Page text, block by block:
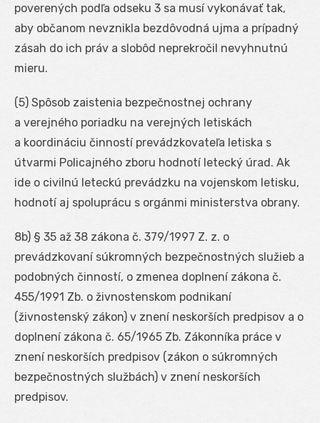
poverených podľa odseku 3 sa musí vykonávať tak,
aby občanom nevznikla bezdôvodná ujma a prípadný
zásah do ich práv a slobôd neprekročil nevyhnutnú
mieru.
(5) Spôsob zaistenia bezpečnostnej ochrany
a verejného poriadku na verejných letiskách
a koordináciu činností prevádzkovateľa letiska s
útvarmi Policajného zboru hodnotí letecký úrad. Ak
ide o civilnú leteckú prevádzku na vojenskom letisku,
hodnotí aj spoluprácu s orgánmi ministerstva obrany.
8b) § 35 až 38 zákona č. 379/1997 Z. z. o
prevádzkovaní súkromných bezpečnostných služieb a
podobných činností, o zmenea doplnení zákona č.
455/1991 Zb. o živnostenskom podnikaní
(živnostenský zákon) v znení neskorších predpisov a o
doplnení zákona č. 65/1965 Zb. Zákonníka práce v
znení neskorších predpisov (zákon o súkromných
bezpečnostných službách) v znení neskorších
predpisov.